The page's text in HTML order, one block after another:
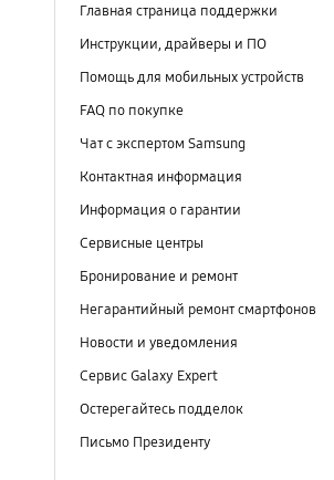
Главная страница поддержки
Инструкции, драйверы и ПО
Помощь для мобильных устройств
FAQ по покупке
Чат с экспертом Samsung
Контактная информация
Информация о гарантии
Сервисные центры
Бронирование и ремонт
Негарантийный ремонт смартфонов
Новости и уведомления
Сервис Galaxy Expert
Остерегайтесь подделок
Письмо Президенту